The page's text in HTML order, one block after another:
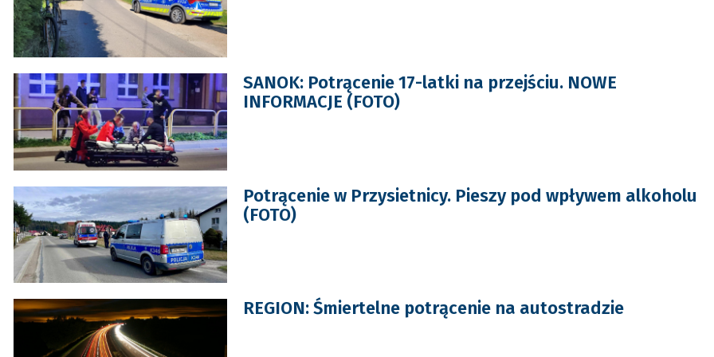
SANOK: Potrącenie 17-latki na przejściu. NOWE
INFORMACJE (FOTO)
Potrącenie w Przysietnicy. Pieszy pod wpływem alkoholu
(FOTO)
REGION: Śmiertelne potrącenie na autostradzie